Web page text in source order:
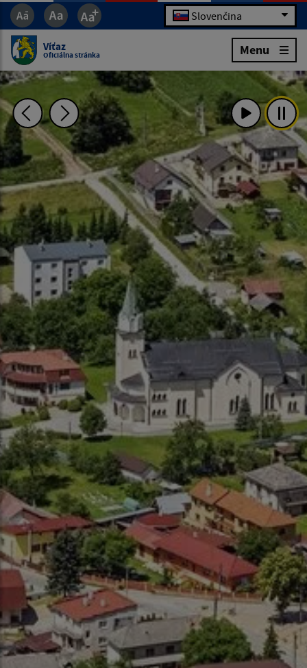
Slovenčina
Víťaz
Oficiálna stránka Menu